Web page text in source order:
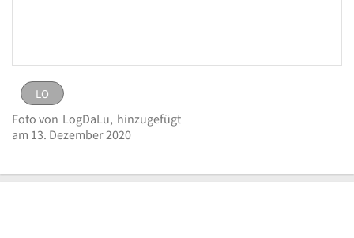
Logo Grundschule Röslau
LO
eingestellt vonLogDaLu am 13. Dezember
LO
Foto von LogDaLu, hinzugefügt
am 13. Dezember 2020